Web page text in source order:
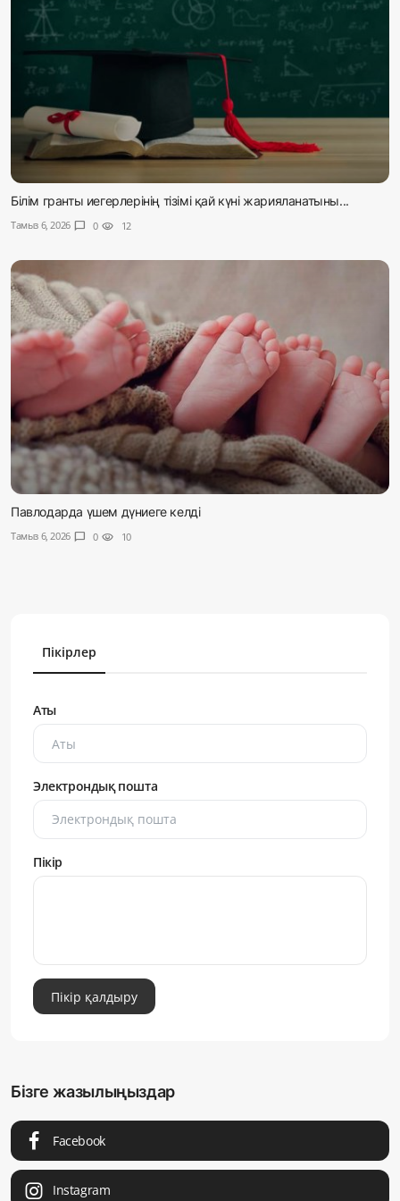
Білім гранты иегерлерінің тізімі қай күні жарияланатыны...
Тамыз 6, 2026 chat_bubble 0 visibility 12
Павлодарда үшем дүниеге келді
Тамыз 6, 2026 chat_bubble 0 visibility 10
Пікірлер
Аты
Электрондық пошта
Пікір
Пікір қалдыру
Бізге жазылыңыздар
Facebook
Instagram